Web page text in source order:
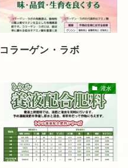
コラーゲン・ラボ
灌水